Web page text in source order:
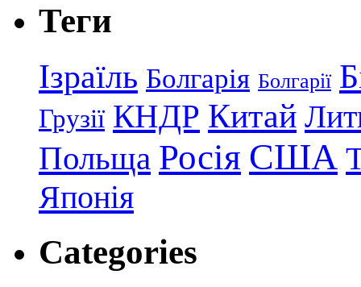
Теги
Ізраїль Болгарія Болгарії
Грузії КНДР Китай
Польща Росія США
Японія
Categories